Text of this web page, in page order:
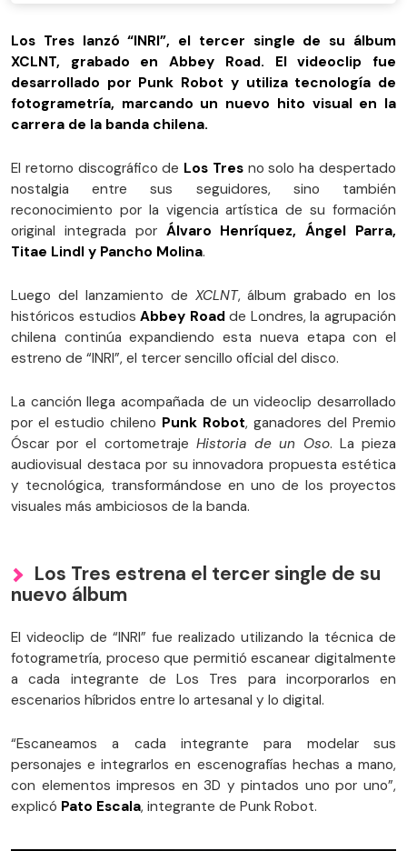
Los Tres lanzó “INRI”, el tercer single de su álbum
XCLNT, grabado en Abbey Road. El videoclip fue
desarrollado por Punk Robot y utiliza tecnología de
fotogrametría, marcando un nuevo hito visual en la
carrera de la banda chilena.
El retorno discográfico de Los Tresno solo ha despertado
nostalgia entre sus seguidores, sino también
reconocimiento por la vigencia artística de su formación
original integrada por Álvaro Henríquez, Ángel Parra,
Titae Lindl y Pancho Molina.
Luego del lanzamiento de XCLNT, álbum grabado en los
históricos estudiosAbbey Roadde Londres, la agrupación
chilena continúa expandiendo esta nueva etapa con el
estreno de “INRI”, el tercer sencillo oficial del disco.
La canción llega acompañada de un videoclip desarrollado
por el estudio chileno Punk Robot, ganadores del Premio
Óscar por el cortometraje Historia de un Oso. La pieza
audiovisual destaca por su innovadora propuesta estética
y tecnológica, transformándose en uno de los proyectos
visuales más ambiciosos de la banda.
Los Tres estrena el tercer single de su
nuevo álbum
El videoclip de “INRI” fue realizado utilizando la técnica de
fotogrametría, proceso que permitió escanear digitalmente
a cada integrante de Los Tres para incorporarlos en
escenarios híbridos entre lo artesanal y lo digital.
“Escaneamos a cada integrante para modelar sus
personajes e integrarlos en escenografías hechas a mano,
con elementos impresos en 3D y pintados uno por uno”,
explicó Pato Escala, integrante de Punk Robot.